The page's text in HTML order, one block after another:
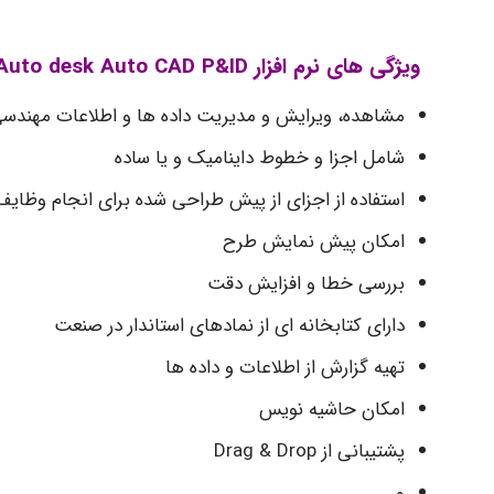
ویژگی های نرم افزار Auto desk Auto CAD P&ID:
مشاهده، ویرایش و مدیریت داده ها و اطلاعات
شامل اجزا و خطوط داینامیک و یا ساده
استفاده از اجزای از پیش طراحی شده برای انجام
امکان پیش نمایش طرح
بررسی خطا و افزایش دقت
دارای کتابخانه ای از نمادهای استاندار در صنعت
تهیه گزارش از اطلاعات و داده ها
امکان حاشیه نویس
پشتیبانی از Drag & Drop